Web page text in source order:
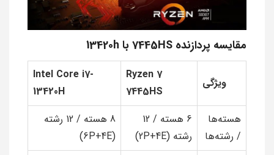
مقایسه پردازنده 7445HS با 13420h
ویژگی
Ryzen 7
7445HS
Intel Core i7-
13420H
هسته‌ها
/ رشته‌ها
6 هسته / 12
رشته (2P+4E)
8 هسته / 12 رشته
(6P+4E)